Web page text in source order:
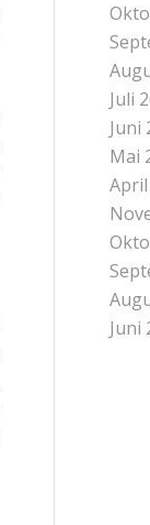
Juli
Juni
Mai
Juni